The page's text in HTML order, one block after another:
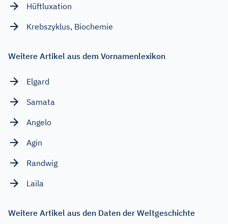
Hüftluxation
Krebszyklus, Biochemie
Weitere Artikel aus dem Vornamenlexikon
Elgard
Samata
Angelo
Agin
Randwig
Laila
Weitere Artikel aus den Daten der Weltgeschichte